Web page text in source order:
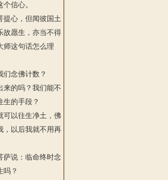
信心。
提心，但闻彼国土
故愿生，亦当不得
师这句话怎么理
们念佛计数？
来的吗？我们能不
生的手段？
可以往生净土，佛
，以后我就不用再
萨说：临命终时念
吗？